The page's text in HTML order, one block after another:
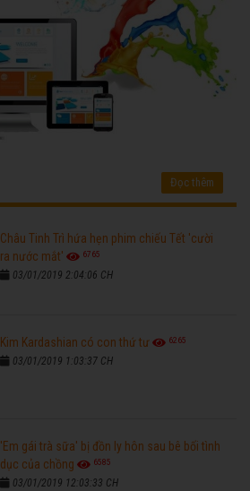
Đọc thêm
Châu Tinh Trì hứa hẹn phim chiếu Tết 'cười
ra nước mắt'
6765
03/01/2019 2:04:06 CH
Kim Kardashian có con thứ tư 6265
03/01/2019 1:03:37 CH
'Em gái trà sữa' bị đồn ly hôn sau bê bối tình
dục của chồng
6585
03/01/2019 12:03:33 CH